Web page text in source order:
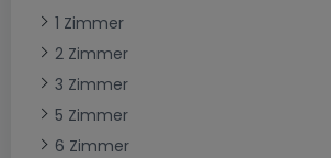
1 Zimmer
2 Zimmer
3 Zimmer
5 Zimmer
6 Zimmer